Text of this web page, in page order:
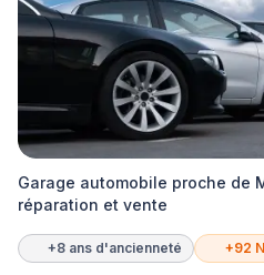
Garage automobile proche de
réparation et vente
+8 ans d'ancienneté +92